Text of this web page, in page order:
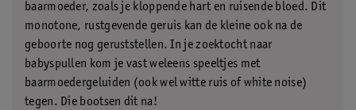
baarmoeder, zoals je kloppende hart en ruisende bloed. Dit
monotone, rustgevende geruis kan de kleine ook na de
geboorte nog geruststellen. In je zoektocht naar
babyspullen kom je vast weleens speeltjes met
baarmoedergeluiden (ook wel witte ruis of white noise)
tegen. Die bootsen dit na!